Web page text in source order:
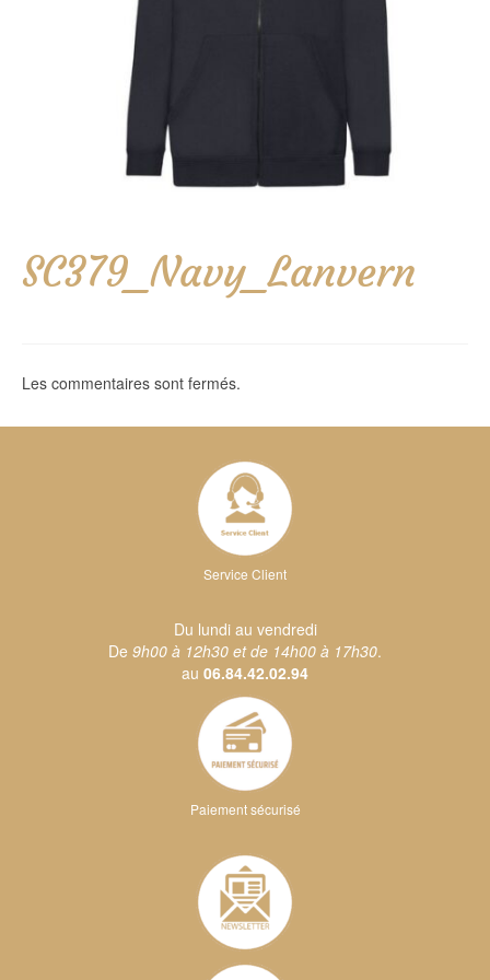
SC379_Navy_Lanvern
Les commentaires sont fermés.
Service Client
Du lundi au vendredi
De 9h00 à 12h30 et de 14h00 à 17h30.
au 06.84.42.02.94
Paiement sécurisé